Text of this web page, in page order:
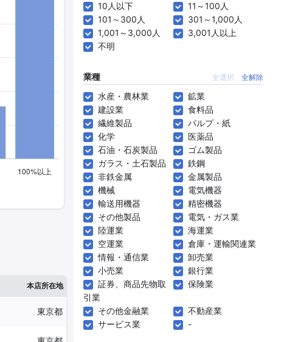
本店所在地 従業員数※1 臨時従業員数
東京都 1,155人
10人以下
11～100人
101～300人
301～1,000人
1,001～3,000人
3,001人以上
不明
業種 全選択 全解除
水産・農林業
鉱業
建設業
食料品
繊維製品
パルプ・紙
化学
医薬品
石油・石炭製品
ゴム製品
ガラス・土石製品
鉄鋼
非鉄金属
金属製品
機械
電気機器
輸送用機器
精密機器
その他製品
電気・ガス業
陸運業
海運業
空運業
倉庫・運輸関連業
情報・通信業
卸売業
小売業
銀行業
証券、商品先物取
引業
保険業
その他金融業
不動産業
サービス業
-